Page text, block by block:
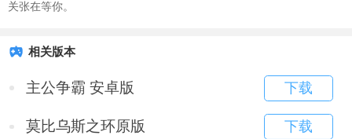
关张在等你。
相关版本
主公争霸 安卓版 下载
莫比乌斯之环原版 下载